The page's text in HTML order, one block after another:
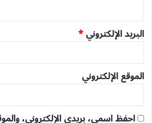
البريد الإلكتروني*
الموقع الإلكتروني
احفظ اسمي، بريدي الإلكتروني،